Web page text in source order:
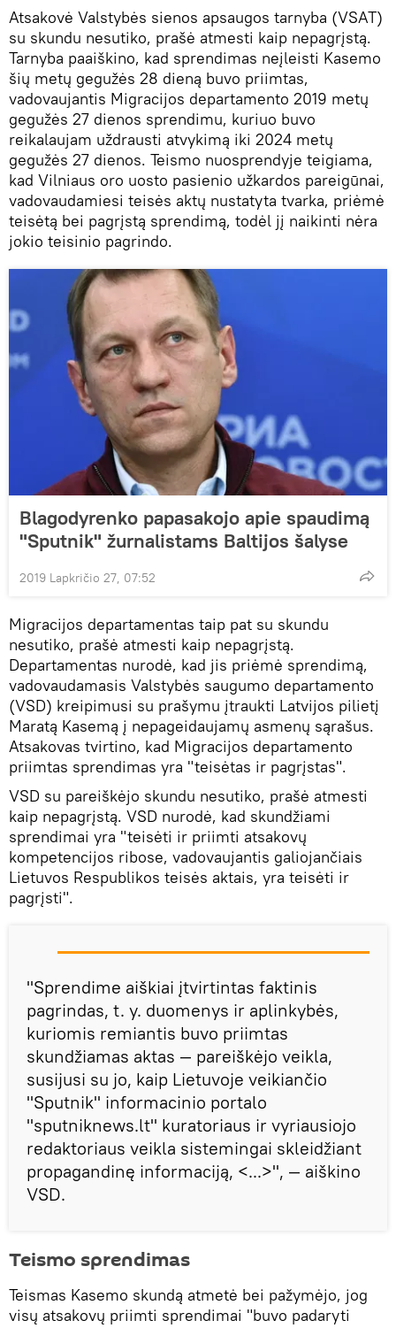
Atsakovė Valstybės sienos apsaugos tarnyba (VSAT)
su skundu nesutiko, prašė atmesti kaip nepagrįstą.
Tarnyba paaiškino, kad sprendimas neįleisti Kasemo
šių metų gegužės 28 dieną buvo priimtas,
vadovaujantis Migracijos departamento 2019 metų
gegužės 27 dienos sprendimu, kuriuo buvo
reikalaujam uždrausti atvykimą iki 2024 metų
gegužės 27 dienos. Teismo nuosprendyje teigiama,
kad Vilniaus oro uosto pasienio užkardos pareigūnai,
vadovaudamiesi teisės aktų nustatyta tvarka, priėmė
teisėtą bei pagrįstą sprendimą, todėl jį naikinti nėra
jokio teisinio pagrindo.
Blagodyrenko papasakojo apie spaudimą
"Sputnik" žurnalistams Baltijos šalyse
2019 Lapkričio 27, 07:52
Migracijos departamentas taip pat su skundu
nesutiko, prašė atmesti kaip nepagrįstą.
Departamentas nurodė, kad jis priėmė sprendimą,
vadovaudamasis Valstybės saugumo departamento
(VSD) kreipimusi su prašymu įtraukti Latvijos pilietį
Maratą Kasemą į nepageidaujamų asmenų sąrašus.
Atsakovas tvirtino, kad Migracijos departamento
priimtas sprendimas yra "teisėtas ir pagrįstas".
VSD su pareiškėjo skundu nesutiko, prašė atmesti
kaip nepagrįstą. VSD nurodė, kad skundžiami
sprendimai yra "teisėti ir priimti atsakovų
kompetencijos ribose, vadovaujantis galiojančiais
Lietuvos Respublikos teisės aktais, yra teisėti ir
pagrįsti".
"Sprendime aiškiai įtvirtintas faktinis
pagrindas, t. y. duomenys ir aplinkybės,
kuriomis remiantis buvo priimtas
skundžiamas aktas — pareiškėjo veikla,
susijusi su jo, kaip Lietuvoje veikiančio
"Sputnik" informacinio portalo
"sputniknews.lt" kuratoriaus ir vyriausiojo
redaktoriaus veikla sistemingai skleidžiant
propagandinę informaciją, <...>", — aiškino
VSD.
Teismo sprendimas
Teismas Kasemo skundą atmetė bei pažymėjo, jog
visų atsakovų priimti sprendimai "buvo padaryti